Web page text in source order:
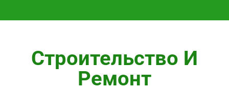
Строительство И
Ремонт